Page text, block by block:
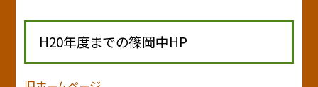
H20年度までの篠岡中HP